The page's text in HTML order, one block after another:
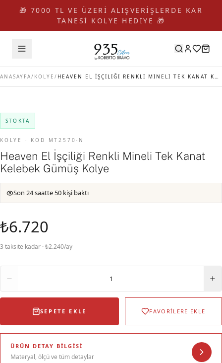
🎁 7000 TL VE ÜZERİ ALIŞVERİŞLERDE KAR
TANESİ KOLYE HEDİYE 🎁
ANASAYFA/ KOLYE / HEAVEN EL İŞÇILIĞI RENKLI MINELI TEK KANAT KELEBEK GÜMÜŞ KOLYE
STOKTA
KOLYE · KOD MT2570-N
Heaven El İşçiliği Renkli Mineli Tek Kanat
Kelebek Gümüş Kolye
Son 24 saatte 50 kişi baktı
₺6.720
3 taksite kadar · ₺2.240/ay
1
SEPETE EKLE FAVORİLERE EKLE
ÜRÜN DETAY BILGISI
Materyal, ölçü ve tüm detaylar